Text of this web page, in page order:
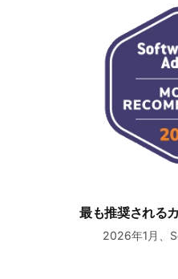
最も推奨される
2026年1月、